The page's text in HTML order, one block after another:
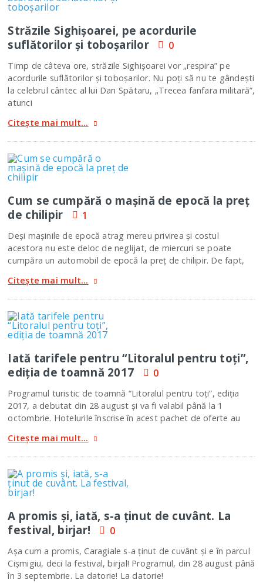
Străzile Sighişoarei, pe acordurile
suflătorilor şi toboşarilor
0
Timp de câteva ore, străzile Sighişoarei vor „respira” pe
acordurile suflătorilor şi toboşarilor. Nu poţi să nu te gândeşti
la celebrul cântec al lui Dan Spătaru, „Trecea fanfara militară”,
atunci
Citește mai mult...
Cum se cumpără o maşină de epocă la preţ
de chilipir
1
Deşi maşinile de epocă atrag mereu privirea şi costul
acestora nu este deloc de neglijat, de miercuri se poate
cumpăra un automobil de epocă la preţ de chilipir. De fapt,
Citește mai mult...
Iată tarifele pentru “Litoralul pentru toţi”,
ediţia de toamnă 2017
0
Programul turistic de toamnă “Litoralul pentru toţi”, ediţia
2017, a debutat din 28 august şi va fi valabil până la 1
octombrie. Hotelurile înscrise în acest pachet de oferte au
Citește mai mult...
A promis şi, iată, s-a ţinut de cuvânt. La
festival, birjar!
0
Aşa cum a promis, Caragiale s-a ţinut de cuvânt şi e în parcul
Cişmigiu, deci la festival, birjal! Programul, din 28 august până
în 3 septembrie. La datorie! La datorie!